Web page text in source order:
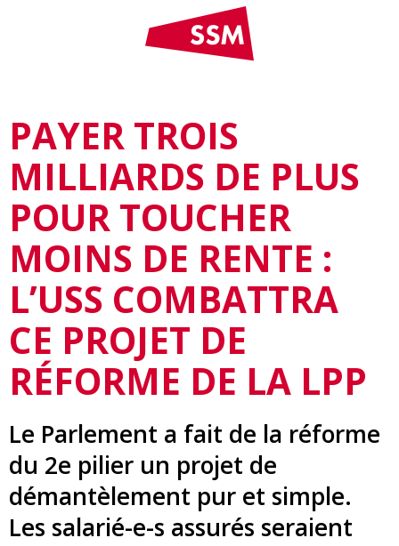
PAYER TROIS
MILLIARDS DE PLUS
POUR TOUCHER
MOINS DE RENTE :
L’USS COMBATTRA
CE PROJET DE
RÉFORME DE LA LPP
Le Parlement a fait de la réforme
du 2e pilier un projet de
démantèlement pur et simple.
Les salarié-e-s assurés seraient